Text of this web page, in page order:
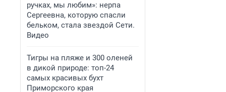
ручках, мы любим»: нерпа
Сергеевна, которую спасли
бельком, стала звездой Сети.
Видео
Тигры на пляже и 300 оленей
в дикой природе: топ-24
самых красивых бухт
Приморского края